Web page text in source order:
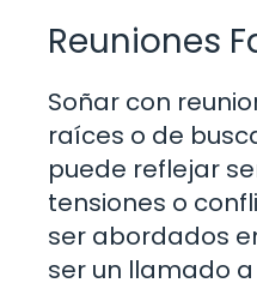
Reuniones
Soñar con
raíces o de
puede reflejar
tensiones o
ser abordados
ser un llamado